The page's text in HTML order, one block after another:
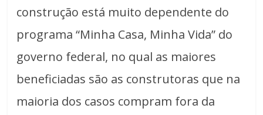
construção está muito dependente do
programa “Minha Casa, Minha Vida” do
governo federal, no qual as maiores
beneficiadas são as construtoras que na
maioria dos casos compram fora da